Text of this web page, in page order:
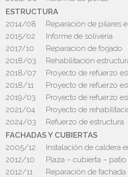
ESTRUCTURA
2014/08
Reparación de pilares
2015/02
Informe de soliveria
2017/10
Reparacion de forjado
2018/03
Rehabilitación
2018/07
Proyecto de refuerzo
2018/11
Proyecto de refuerzo
2019/03
Proyecto de refuerzo
2021/04
Proyecto de
2024/03
Refuerzo de estructura
FACHADAS Y CUBIERTAS
2005/12
Instalación de caldera
2012/10
Plaza – cubierta – patio
2012/11
Reparación de fachada